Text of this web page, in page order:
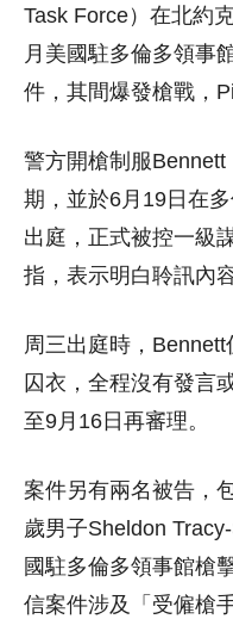
Task Force）在北約
月美國駐多倫多領事
件，其間爆發槍戰，
警方開槍制服
期，並於6月19日在
出庭，正式被控一級
指，表示明白聆訊內容
周三出庭時，
囚衣，全程沒有發言
至9月16日再審理。
案件另有兩名被告，
歲男子Sheldon
國駐多倫多領事館槍
信案件涉及「受僱槍